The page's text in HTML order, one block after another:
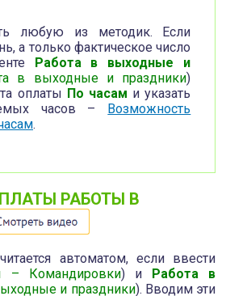
любую из методик. Если
а только фактическое число
Работа в выходные и
в выходные и праздники)
оплаты По часам и указать
часов –
Возможность
.
РАБОТЫ В
автоматом, если ввести
– Командировки) и Работа в
и праздники). Вводим эти